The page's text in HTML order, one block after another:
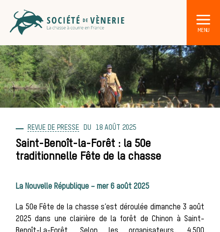
DÉCOUVRIR LA CHASSE À COURRE
Les acteurs de la vènerie
Les animaux
sauvages
REVUE DE PRESSE 18 AOÛT 2025
Saint-Benoît-la-Forêt : la 50e
traditionnelle Fête de la chasse
La Nouvelle République – mer 6 août 2025
La 50e Fête de la chasse s’est déroulée dimanche 3 août
2025 dans une clairière de la forêt de Chinon à Saint-